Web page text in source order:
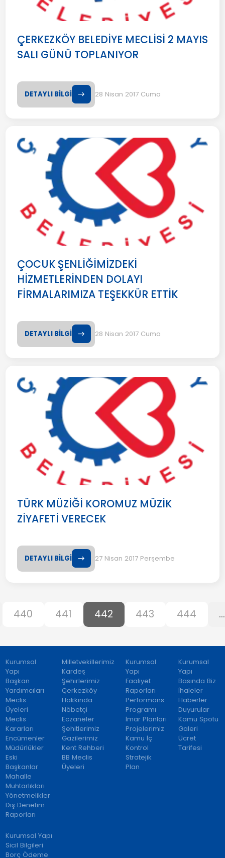
ÇERKEZKÖY BELEDİYE MECLİSİ 2 MAYIS
SALI GÜNÜ TOPLANIYOR
DETAYLI BİLGİ 28 Nisan 2017 Cuma
ÇOCUK ŞENLİĞİMİZDEKİ
HİZMETLERİNDEN DOLAYI
FİRMALARIMIZA TEŞEKKÜR ETTİK
DETAYLI BİLGİ 28 Nisan 2017 Cuma
TÜRK MÜZİĞİ KOROMUZ MÜZİK
ZİYAFETİ VERECEK
DETAYLI BİLGİ 27 Nisan 2017 Perşembe
440 441 442 443 444 ...
Kurumsal
Yapı
Başkan
Yardımcıları
Meclis
Üyeleri
Meclis
Kararları
Encümenler
Müdürlükler
Eski
Başkanlar
Mahalle
Muhtarlıkları
Yönetmelikler
Dış Denetim
Raporları
Milletvekillerimiz
Kardeş
Şehirlerimiz
Çerkezköy
Hakkında
Nöbetçi
Eczaneler
Şehitlerimiz
Gazilerimiz
Kent Rehberi
BB Meclis
Üyeleri
Kurumsal
Yapı
Faaliyet
Raporları
Performans
Programı
İmar Planları
Projelerimiz
Kamu İç
Kontrol
Stratejik
Plan
Kurumsal
Yapı
Basında Biz
İhaleler
Haberler
Duyurular
Kamu Spotu
Galeri
Ücret
Tarifesi
Kurumsal Yapı
Sicil Bilgileri
Borç Ödeme